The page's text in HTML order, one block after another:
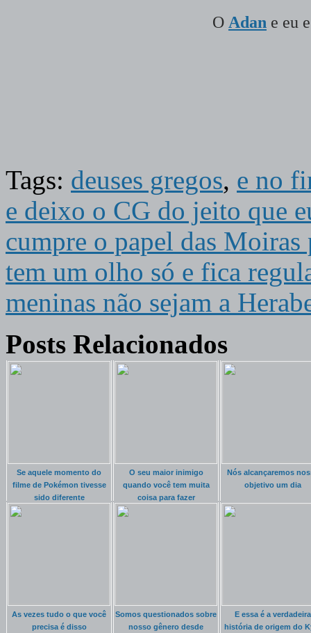
O Adan e eu
Tags: deuses gregos, e no
e deixo o CG do jeito que
cumpre o papel das
tem um olho só e fica
meninas não sejam a
Posts Relacionados
Se aquele momento do
filme de Pokémon tivesse
sido diferente
O seu maior inimigo
quando você tem muita
coisa para fazer
Nós alcançaremos
objetivo um dia
As vezes tudo o que você
precisa é disso
Somos questionados sobre
nosso gênero desde
E essa é a verdadeira
história de origem do